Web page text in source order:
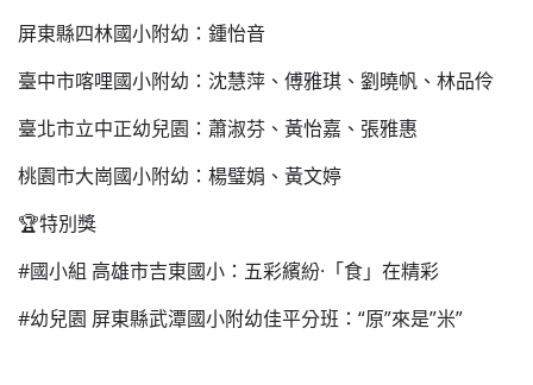
屏東縣四林國小附幼：鍾怡音
臺中市喀哩國小附幼：沈慧萍、傅雅琪、劉曉帆、林品伶
臺北市立中正幼兒園：蕭淑芬、黃怡嘉、張雅惠
桃園市大崗國小附幼：楊璧娟、黃文婷
🏆特別獎
#國小組 高雄市吉東國小：五彩繽紛·「食」在精彩
#幼兒園 屏東縣武潭國小附幼佳平分班：“原”來是”米”